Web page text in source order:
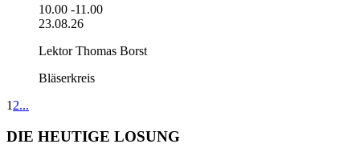
10.00 -11.00
23.08.26
Lektor Thomas Borst
Bläserkreis
1 2...
DIE HEUTIGE LOSUNG